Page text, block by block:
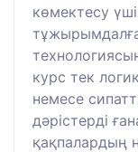
көмектесу
курс тек
немесе
дәрістерді
қақпалардың